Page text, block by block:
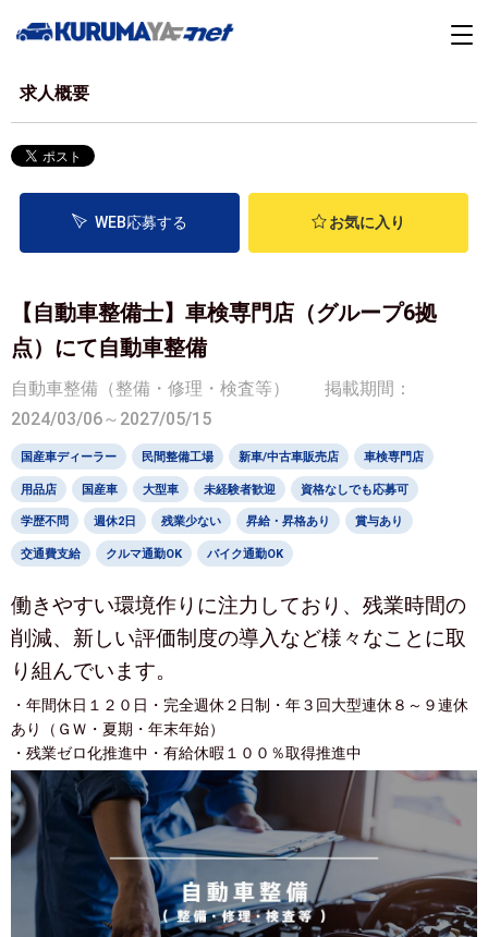
求人概要
WEB応募する お気に入り
【自動車整備士】車検専門店（グループ6拠
点）にて自動車整備
自動車整備（整備・修理・検査等）
掲載期間：
2024/03/06～2027/05/15
国産車ディーラー 民間整備工場 新車/中古車販売店 車検専門店
用品店 国産車 大型車 未経験者歓迎 資格なしでも応募可
学歴不問 週休2日 残業少ない 昇給・昇格あり 賞与あり
交通費支給 クルマ通勤OK バイク通勤OK
働きやすい環境作りに注力しており、残業時間の
削減、新しい評価制度の導入など様々なことに取
り組んでいます。
・年間休日１２０日・完全週休２日制・年３回大型連休８～９連休
あり（ＧＷ・夏期・年末年始）
・残業ゼロ化推進中・有給休暇１００％取得推進中